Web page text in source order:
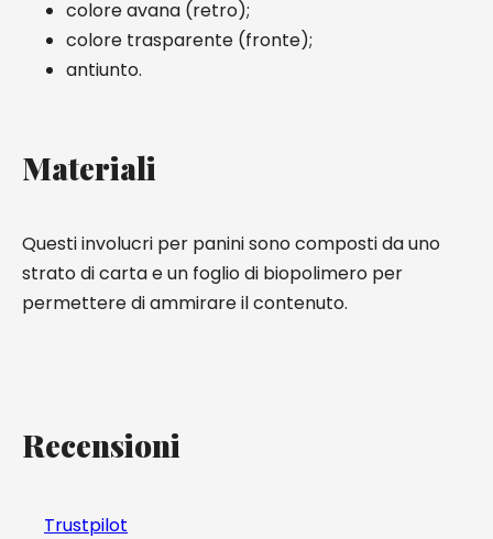
colore avana (retro);
colore trasparente (fronte);
antiunto.
Materiali
Questi involucri per panini sono composti da uno
strato di carta e un foglio di biopolimero per
permettere di ammirare il contenuto.
Recensioni
Trustpilot